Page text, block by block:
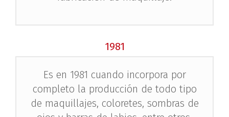
1981
Es en 1981 cuando incorpora por
completo la producción de todo tipo
de maquillajes, coloretes, sombras de